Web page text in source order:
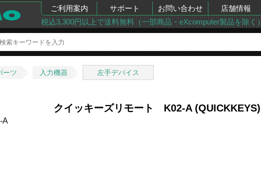
ご利用案内 サポート お問い合わせ 店舗情報
税込3,300円以上で送料無料（一部商品・eXcomputer製品を除く）
ーツ 入力機器 左手デバイス
クイッキーズリモート K02-A (QUICKKEYS)